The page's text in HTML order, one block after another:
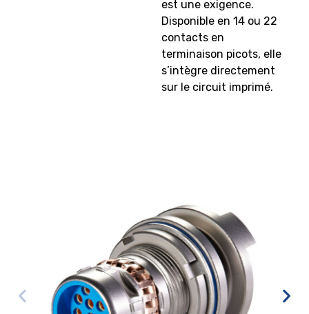
est une exigence.
Disponible en 14 ou 22
contacts en
terminaison picots, elle
s’intègre directement
sur le circuit imprimé.